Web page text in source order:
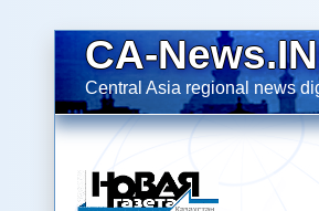
CA-
Central Asia regional news